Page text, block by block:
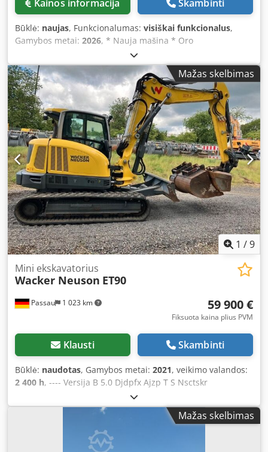
PRICE === Location: Sittard, Netherlands Worldwide
DESCRIPTION === Reliable electric utility vehicle by John
Deere with low operating hours and in excellent condition.
The Gator TE 4x2 is ideal for indoor and outdoor use
thanks to its quiet operation and zero-emission electric
drive. Equipped with a robust cargo bed, comfortable
seating position, and easy handling, this vehicle is perfect
for logistics, facility management, and maintenance tasks.
All machines are thoroughly inspected, CE-certified, and
ready for immediate operation. Spare parts and
professional support available upon request. === DELIVERY
=== Crane loading available upon request Flexible
transport solutions depending on destination and
requirements Transport is professionally organised by the
Collé Rental & Sales team
Kainos informacija Skambinti
Būklė: naujas, Funkcionalumas: visiškai funkcionalus,
Gamybos metai: 2026, * Nauja mašina * Oro
kondicionierius * Traukos kontrolė / Ec Dedpfx
Aceyuvxwstokr * Seisminis * Kubota V 3307 CR-TE5 variklis
(55 kW - 75 AG) * Statinė linijinė apkrova 20 kg/cm² * Du
važiavimo greičiai * Pristatoma iš karto * Darbinis svoris 6
650 kg (maks. svoris 7 700 kg) * Volelio plotis 1 676 mm *
Pristatoma iš karto
Mažas skelbimas
1 /9
Passau 1 023 km
Mini ekskavatorius
Wacker Neuson ET90
59 900 €
Fiksuota kaina plius PVM
Klausti Skambinti
Būklė: naudotas, Gamybos metai: 2021, veikimo valandos:
2 400 h, ---- Versija B 5.0 Djdpfx Ajzp T S Nsctskr
Ištraukiamas strėlės išdėstymas Automatinė klimato
kontrolės sistema Guminės grandinės Plokštumo valymo
peilis Dyzelino siurblys 3-iasis valdymo kontūras Įskaitant
„Powertilt HS08“ be kablio, jei yra Įskaitant naudotą kaušo
rinkinį, priklausomai nuo prieinamumo Vieta: Andernachas
Mažas skelbimas